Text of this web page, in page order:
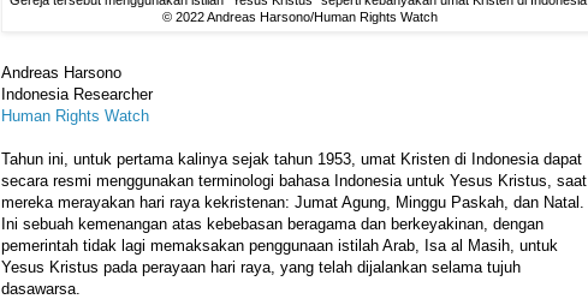
© 2022 Andreas Harsono/Human Rights Watch
Andreas Harsono
Indonesia Researcher
Human Rights Watch
Tahun ini, untuk pertama kalinya sejak tahun 1953, umat Kristen di Indonesia dapat
secara resmi menggunakan terminologi bahasa Indonesia untuk Yesus Kristus, saat
mereka merayakan hari raya kekristenan: Jumat Agung, Minggu Paskah, dan Natal.
Ini sebuah kemenangan atas kebebasan beragama dan berkeyakinan, dengan
pemerintah tidak lagi memaksakan penggunaan istilah Arab, Isa al Masih, untuk
Yesus Kristus pada perayaan hari raya, yang telah dijalankan selama tujuh
dasawarsa.